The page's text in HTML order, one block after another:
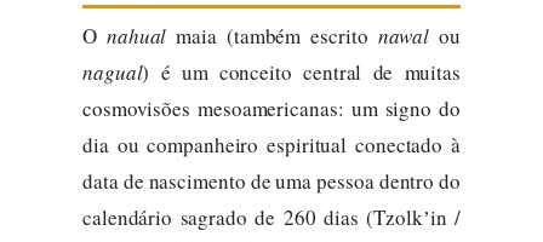
O nahual maia (também escrito nawal ou
nagual) é um conceito central de muitas
cosmovisões mesoamericanas: um signo do
dia ou companheiro espiritual conectado à
data de nascimento de uma pessoa dentro do
calendário sagrado de 260 dias (Tzolkʼin /